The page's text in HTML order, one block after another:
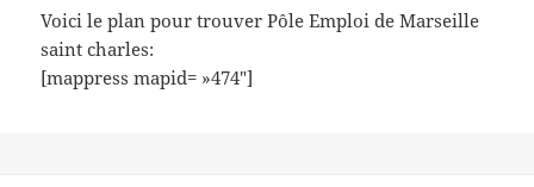
Voici le plan pour trouver Pôle Emploi de Marseille
saint charles:
[mappress mapid= »474″]